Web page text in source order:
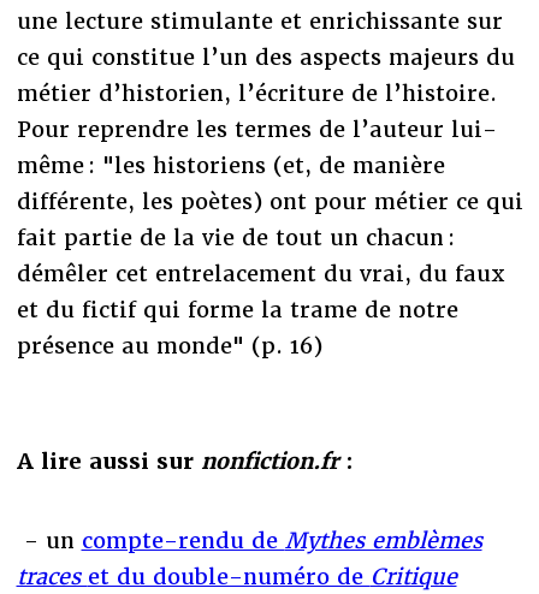
une lecture stimulante et enrichissante sur
ce qui constitue l’un des aspects majeurs du
métier d’historien, l’écriture de l’histoire.
Pour reprendre les termes de l’auteur lui-
même : "les historiens (et, de manière
différente, les poètes) ont pour métier ce qui
fait partie de la vie de tout un chacun :
démêler cet entrelacement du vrai, du faux
et du fictif qui forme la trame de notre
présence au monde" (p. 16)
A lire aussi sur nonfiction.fr :
- un compte-rendu de Mythes emblèmes
traces et du double-numéro de Critique